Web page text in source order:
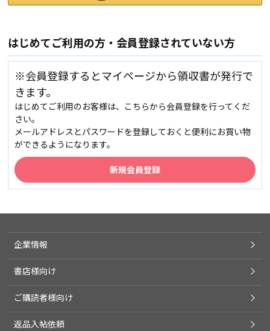
はじめてご利用の方・会員登録されていない方
※会員登録するとマイページから領収書が発行で
きます。
はじめてご利用のお客様は、こちらから会員登録を行ってくだ
さい。
メールアドレスとパスワードを登録しておくと便利にお買い物
ができるようになります。
企業情報
書店様向け
ご購読者様向け
返品入帖依頼